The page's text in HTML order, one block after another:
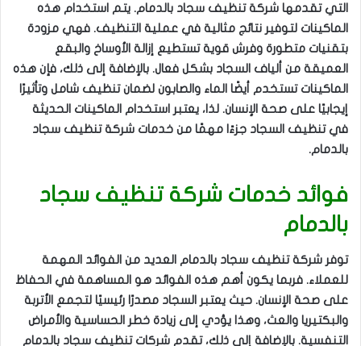
التي تقدمها شركة تنظيف سجاد بالدمام. يتم استخدام هذه
الماكينات لتوفير نتائج مثالية في عملية التنظيف. فهي مزودة
بتقنيات متطورة وفرش قوية تستطيع إزالة الأوساخ والبقع
العميقة من ألياف السجاد بشكل فعال. بالإضافة إلى ذلك، فإن هذه
الماكينات تستخدم أيضًا الماء والصابون لضمان تنظيف شامل وتأثيرًا
إيجابيًا على صحة الإنسان. لذا، يعتبر استخدام الماكينات الحديثة
في تنظيف السجاد جزءًا مهمًا من خدمات شركة تنظيف سجاد
بالدمام.
فوائد خدمات شركة تنظيف سجاد
بالدمام
توفر شركة تنظيف سجاد بالدمام العديد من الفوائد المهمة
للعملاء. فربما يكون أهم هذه الفوائد هو المساهمة في الحفاظ
على صحة الإنسان. حيث يعتبر السجاد مصدرًا رئيسيًا لتجمع الأتربة
والبكتيريا والعث، وهذا يؤدي إلى زيادة خطر الحساسية والأمراض
التنفسية. بالإضافة إلى ذلك، تقدم شركات تنظيف سجاد بالدمام